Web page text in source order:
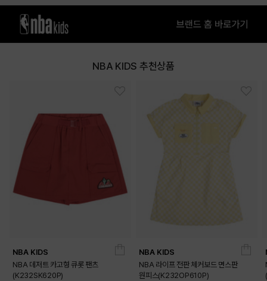
NBA KIDS 추천상품
NBA KIDS
NBA 데저트 카고형 큐롯 팬츠
(K232SK620P)
NBA KIDS
NBA 라이프 전판 체커보드 면스판
원피스(K232OP610P)